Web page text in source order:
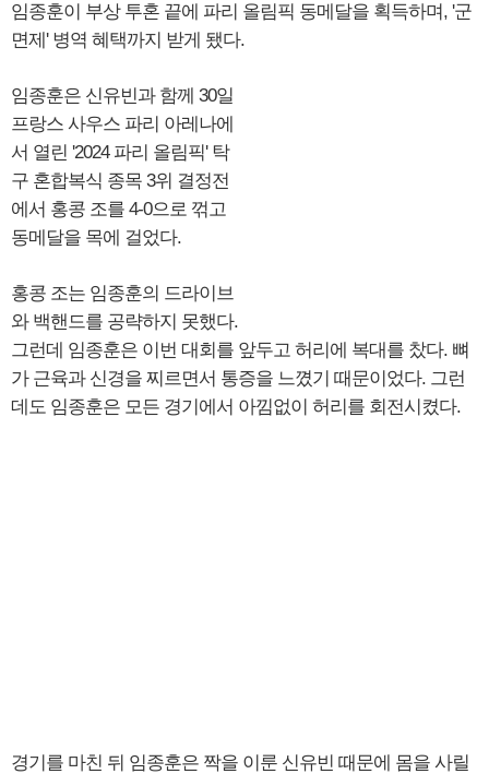
임종훈이 부상 투혼 끝에 파리 올림픽 동메달을 획득하며, '군
면제' 병역 혜택까지 받게 됐다.
임종훈은 신유빈과 함께 30일
프랑스 사우스 파리 아레나에
서 열린 '2024 파리 올림픽' 탁
구 혼합복식 종목 3위 결정전
에서 홍콩 조를 4-0으로 꺾고
동메달을 목에 걸었다.
홍콩 조는 임종훈의 드라이브
와 백핸드를 공략하지 못했다.
그런데 임종훈은 이번 대회를 앞두고 허리에 복대를 찼다. 뼈
가 근육과 신경을 찌르면서 통증을 느꼈기 때문이었다. 그런
데도 임종훈은 모든 경기에서 아낌없이 허리를 회전시켰다.
경기를 마친 뒤 임종훈은 짝을 이룬 신유빈 때문에 몸을 사릴